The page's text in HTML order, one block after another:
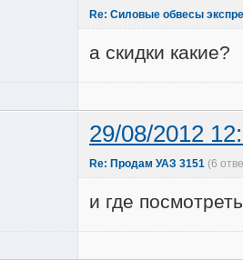
Re: Силовые обвесы
а скидки какие?
29/08/2012
Re: Продам УАЗ 3151 (6
и где